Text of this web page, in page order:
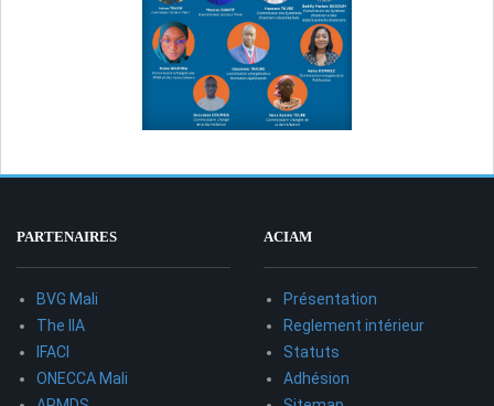
PARTENAIRES
BVG Mali
The IIA
IFACI
ONECCA Mali
ACIAM
Présentation
Reglement intérieur
Statuts
Adhésion